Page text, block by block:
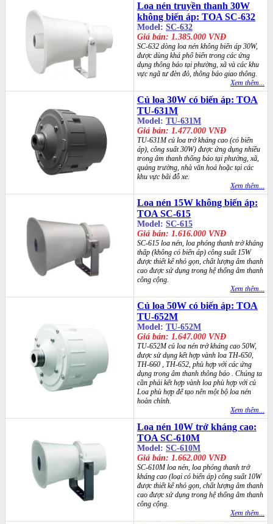
Loa nén truyền thanh 30W
không biến áp: TOA SC-632
Model: SC-632
Giá bán: 1.385.000 VNĐ
SC-632 dòng loa nén không biến áp 30W,
được dùng khá phổ biến trong các ứng
dụng thông báo tại phường, xã và các khu
vực ngã tư đèn đỏ, thông báo giao thông.
Xem thêm...
Củ loa 30W có biến áp: TOA
TU-631M
Model: TU-631M
Giá bán: 1.477.000 VNĐ
TU-631M củ loa trở kháng cao (có biến
áp), công suất 30W) được ứng dụng nhiều
trong âm thanh thống báo tại phường, xã,
quảng trường, nhà văn hoá hoặc tại các
khu vực bãi đỗ xe.
Xem thêm...
Loa nén 15W không biến áp:
TOA SC-615
Model: SC-615
Giá bán: 1.616.000 VNĐ
SC-615 loa nén, loa phóng thanh trở kháng
thấp (không có biến áp) công suất 15W
được thiết kế nhỏ gọn, chất lượng âm thanh
cao được sử dụng trong hệ thống âm thanh
công cộng.
Xem thêm...
Củ loa 50W có biến áp: TOA
TU-652M
Model: TU-652M
Giá bán: 1.647.000 VNĐ
TU-652M củ loa nén trở kháng cao 50W,
được sử dụng kết hợp vành loa TH-650,
TH-660 , TH-652, phù hợp với các ứng
dụng trong âm thanh thông báo . Chúng ta
cần phải kết hợp vành loa phù hợp với củ
Loa phù hợp để tạo nên một bộ loa nén
hoàn chỉnh.
Xem thêm...
Loa nén 10W trở kháng cao:
TOA SC-610M
Model: SC-610M
Giá bán: 1.662.000 VNĐ
SC-610M loa nén, loa phóng thanh trở
kháng cao (loại có biến áp) công suất 10W
được thiết kế nhỏ gọn, chất lượng âm thanh
cao được sử dụng trong hệ thống âm thanh
công cộng.
Xem thêm...